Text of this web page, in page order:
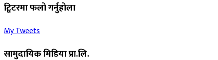
ट्विटरमा फलो गर्नुहोला
My Tweets
सामुदायिक मिडिया प्रा.लि.